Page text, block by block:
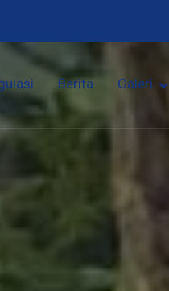
Berita Galeri